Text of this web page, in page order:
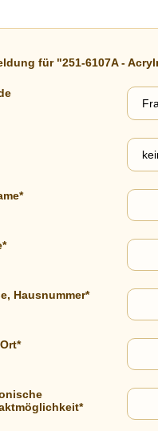
für "251-6107A -
Hausnummer*